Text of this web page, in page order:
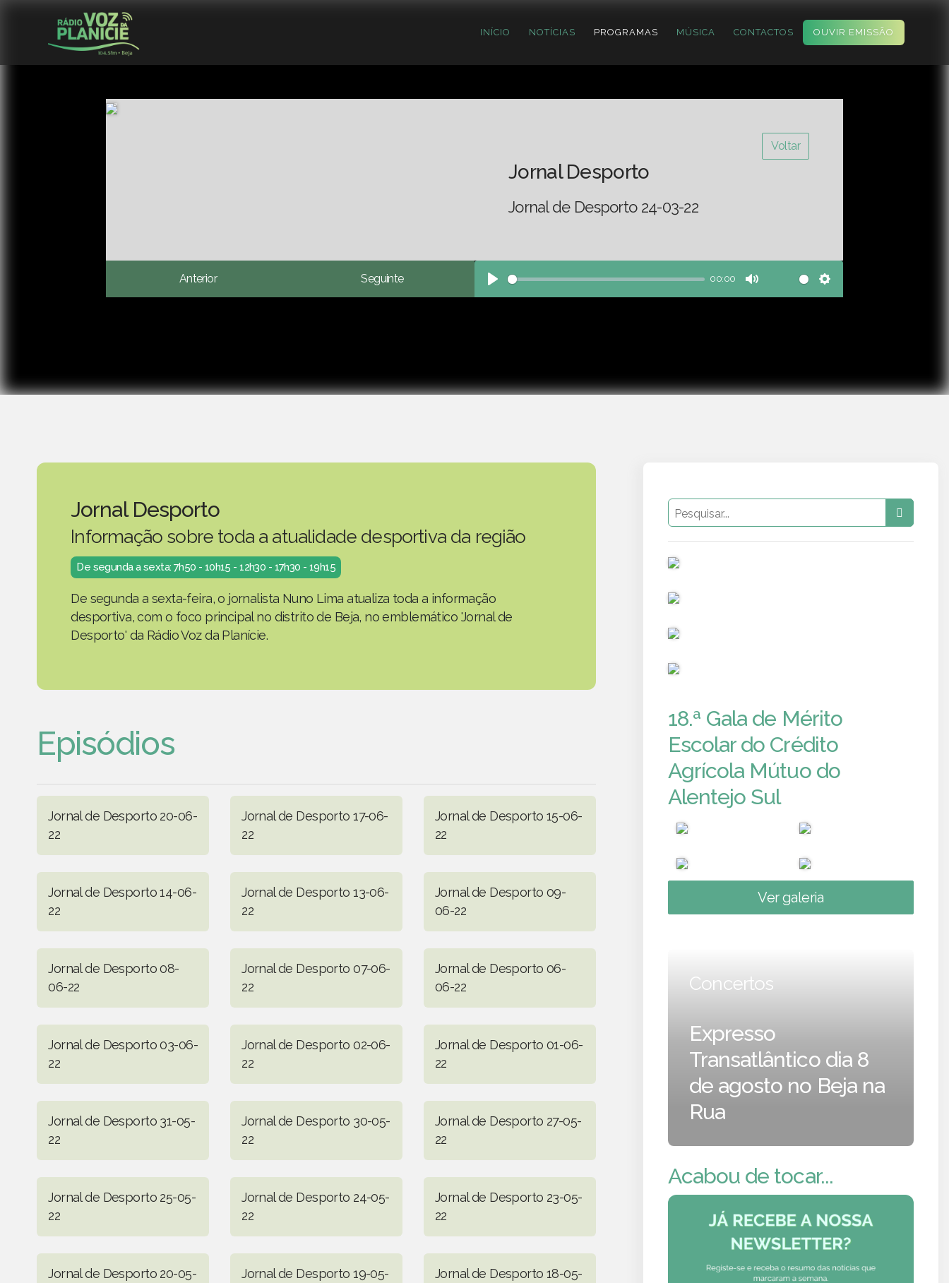
INÍCIO NOTÍCIAS PROGRAMAS MÚSICA CONTACTOS OUVIR EMISSÃO
Voltar
Jornal Desporto
Jornal de Desporto 24-03-22
Anterior Seguinte
Play
00:00
Mute Settings
Jornal Desporto
Informação sobre toda a atualidade desportiva da região
De segunda a sexta: 7h50 - 10h15 - 12h30 - 17h30 - 19h15
De segunda a sexta-feira, o jornalista Nuno Lima atualiza toda a informação
desportiva, com o foco principal no distrito de Beja, no emblemático 'Jornal de
Desporto' da Rádio Voz da Planície.
Episódios
Jornal de Desporto 20-06-
22
Jornal de Desporto 17-06-
22
Jornal de Desporto 15-06-
22
Jornal de Desporto 14-06-
22
Jornal de Desporto 13-06-
22
Jornal de Desporto 09-
06-22
Jornal de Desporto 08-
06-22
Jornal de Desporto 07-06-
22
Jornal de Desporto 06-
06-22
Jornal de Desporto 03-06-
22
Jornal de Desporto 02-06-
22
Jornal de Desporto 01-06-
22
Jornal de Desporto 31-05-
22
Jornal de Desporto 30-05-
22
Jornal de Desporto 27-05-
22
Jornal de Desporto 25-05-
22
Jornal de Desporto 24-05-
22
Jornal de Desporto 23-05-
22
Jornal de Desporto 20-05-
Jornal de Desporto 19-05-
Jornal de Desporto 18-05-
18.ª Gala de Mérito
Escolar do Crédito
Agrícola Mútuo do
Alentejo Sul
Ver galeria
Concertos
Expresso
Transatlântico dia 8
de agosto no Beja na
Rua
Acabou de tocar...